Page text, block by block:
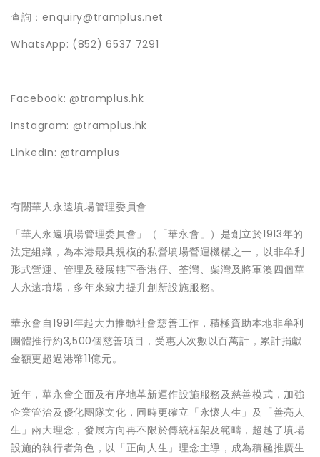
查詢：enquiry@tramplus.net
WhatsApp: (852) 6537 7291
Facebook: @tramplus.hk
Instagram: @tramplus.hk
LinkedIn: @tramplus
有關華人永遠墳場管理委員會
「華人永遠墳場管理委員會」（「華永會」）是創立於1913年的
法定組織，為本港最具規模的私營墳場營運機構之一，以非牟利
形式營運、管理及發展轄下香港仔、荃灣、柴灣及將軍澳四個華
人永遠墳場，多年來致力提升創新設施服務。
華永會自1991年起大力推動社會慈善工作，積極資助本地非牟利
團體推行約3,500個慈善項目，受惠人次數以百萬計，累計捐獻
金額更超過港幣11億元。
近年，華永會全面及有序地革新運作設施服務及慈善模式，加強
企業管治及優化團隊文化，同時更確立「永懷人生」及「善亮人
生」兩大理念，發展方向再不限於傳統框架及範疇，超越了墳場
設施的執行者角色，以「正向人生」理念主導，成為積極推廣生